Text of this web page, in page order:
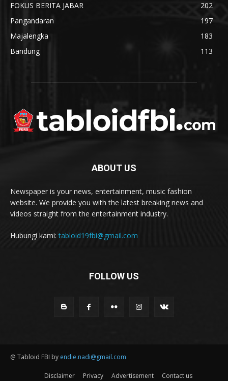
FOKUS BERITA JABAR
202
Pangandaran
197
Majalengka
183
Bandung
113
ABOUT US
Newspaper is your news, entertainment, music fashion
website. We provide you with the latest breaking news and
videos straight from the entertainment industry.
Hubungi kami:tabloid19fbi@gmail.com
FOLLOW US
@ Tabloid FBI by endie.nadi@gmail.com
Disclaimer Privacy Advertisement Contact us